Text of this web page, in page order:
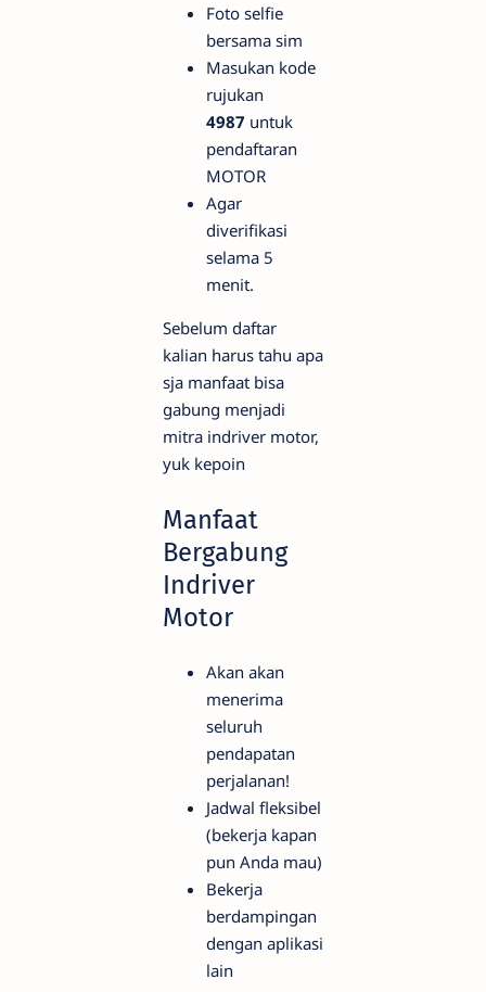
Foto selfie
bersama sim
Masukan kode
rujukan
4987 untuk
pendaftaran
MOTOR
Agar
diverifikasi
selama 5
menit.
Sebelum daftar
kalian harus tahu apa
sja manfaat bisa
gabung menjadi
mitra indriver motor,
yuk kepoin
Manfaat
Bergabung
Indriver
Motor
Akan akan
menerima
seluruh
pendapatan
perjalanan!
Jadwal fleksibel
(bekerja kapan
pun Anda mau)
Bekerja
berdampingan
dengan aplikasi
lain